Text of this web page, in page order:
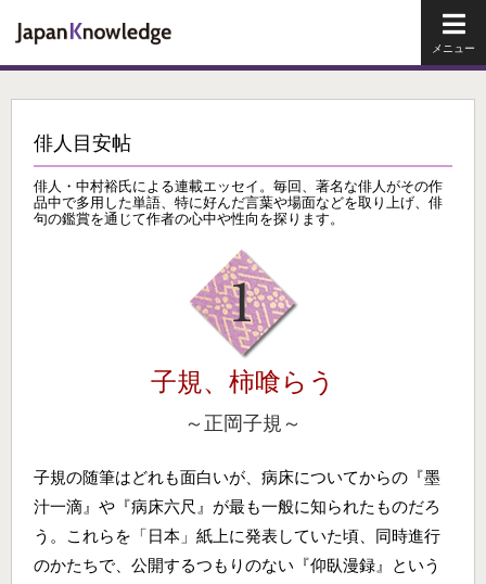
俳人目安帖
俳人・中村裕氏による連載エッセイ。毎回、著名な俳人がその作
品中で多用した単語、特に好んだ言葉や場面などを取り上げ、俳
句の鑑賞を通じて作者の心中や性向を探ります。
子規、柿喰らう
～正岡子規～
子規の随筆はどれも面白いが、病床についてからの『墨
汁一滴』や『病床六尺』が最も一般に知られたものだろ
う。これらを「日本」紙上に発表していた頃、同時進行
のかたちで、公開するつもりのない『仰臥漫録』という